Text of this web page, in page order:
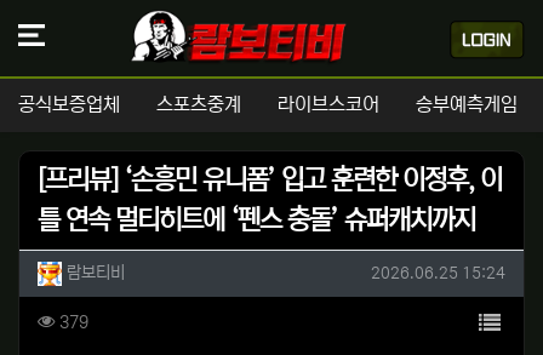
공식보증업체 스포츠중계 라이브스코어 승부예측게임
[프리뷰] ‘손흥민 유니폼’ 입고 훈련한 이정후, 이
틀 연속 멀티히트에 ‘펜스 충돌’ 슈퍼캐치까지
작성자 정보
람보티비 작성일
2026.06.25 15:24
컨텐츠 정보
379조회 목록